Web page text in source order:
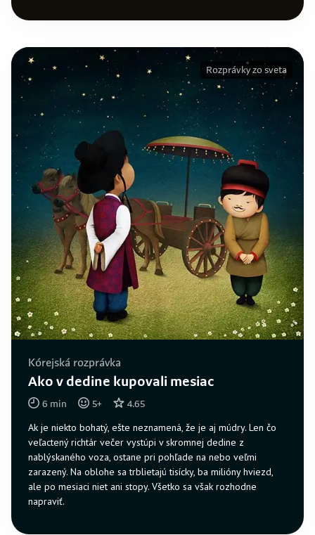
Kórejská rozprávka
Ako v dedine kupovali mesiac
6 min 5+ 4.65
Ak je niekto bohatý, ešte neznamená, že je aj múdry. Len čo
veľactený richtár večer vystúpi v skromnej dedine z
nablýskaného voza, ostane pri pohľade na nebo veľmi
zarazený. Na oblohe sa trblietajú tisícky, ba milióny hviezd,
ale po mesiaci niet ani stopy. Všetko sa však rozhodne
napraviť.
Rozprávky zo sveta